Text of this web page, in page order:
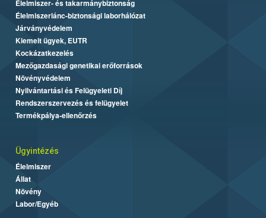
Élelmiszer- és takarmánybiztonság
Élelmiszerlánc-biztonsági laborhálózat
Járványvédelem
Kiemelt ügyek, EUTR
Kockázatkezelés
Mezőgazdasági genetikai erőforrások
Növényvédelem
Nyilvántartási és Felügyeleti Díj
Rendszerszervezés és felügyelet
Termékpálya-ellenőrzés
Ügyintézés
Élelmiszer
Állat
Növény
Labor/Egyéb